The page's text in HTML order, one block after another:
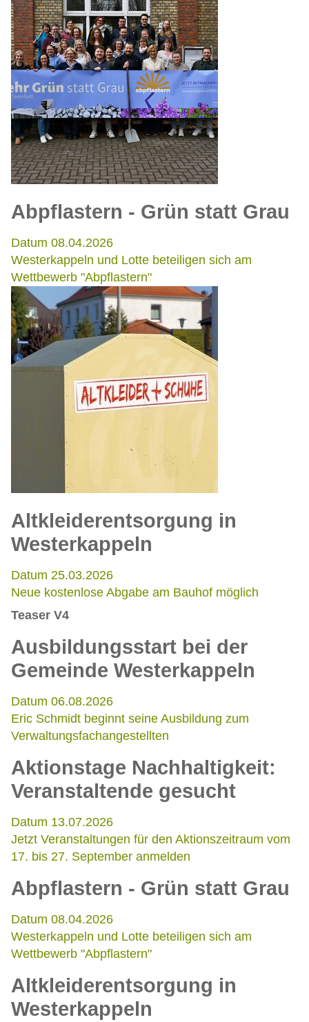
Abpflastern - Grün statt Grau
Datum 08.04.2026
Westerkappeln und Lotte beteiligen sich am
Wettbewerb "Abpflastern"
Altkleiderentsorgung in
Westerkappeln
Datum 25.03.2026
Neue kostenlose Abgabe am Bauhof möglich
Teaser V4
Ausbildungsstart bei der
Gemeinde Westerkappeln
Datum 06.08.2026
Eric Schmidt beginnt seine Ausbildung zum
Verwaltungsfachangestellten
Aktionstage Nachhaltigkeit:
Veranstaltende gesucht
Datum 13.07.2026
Jetzt Veranstaltungen für den Aktionszeitraum vom
17. bis 27. September anmelden
Abpflastern - Grün statt Grau
Datum 08.04.2026
Westerkappeln und Lotte beteiligen sich am
Wettbewerb "Abpflastern"
Altkleiderentsorgung in
Westerkappeln